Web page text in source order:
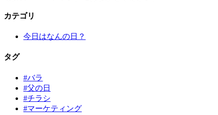
カテゴリ
今日はなんの日？
タグ
#バラ
#父の日
#チラシ
#マーケティング